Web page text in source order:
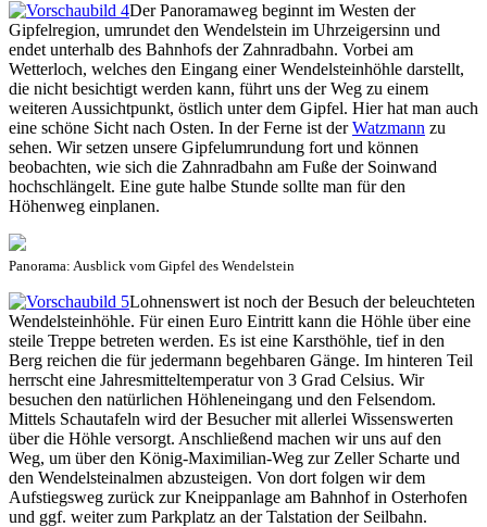
Der Panoramaweg beginnt im Westen der
Gipfelregion, umrundet den Wendelstein im Uhrzeigersinn und
endet unterhalb des Bahnhofs der Zahnradbahn. Vorbei am
Wetterloch, welches den Eingang einer Wendelsteinhöhle darstellt,
die nicht besichtigt werden kann, führt uns der Weg zu einem
weiteren Aussichtpunkt, östlich unter dem Gipfel. Hier hat man auch
eine schöne Sicht nach Osten. In der Ferne ist derWatzmann zu
sehen. Wir setzen unsere Gipfelumrundung fort und können
beobachten, wie sich die Zahnradbahn am Fuße der Soinwand
hochschlängelt. Eine gute halbe Stunde sollte man für den
Höhenweg einplanen.
Panorama: Ausblick vom Gipfel des Wendelstein
Lohnenswert ist noch der Besuch der beleuchteten
Wendelsteinhöhle. Für einen Euro Eintritt kann die Höhle über eine
steile Treppe betreten werden. Es ist eine Karsthöhle, tief in den
Berg reichen die für jedermann begehbaren Gänge. Im hinteren Teil
herrscht eine Jahresmitteltemperatur von 3 Grad Celsius. Wir
besuchen den natürlichen Höhleneingang und den Felsendom.
Mittels Schautafeln wird der Besucher mit allerlei Wissenswerten
über die Höhle versorgt. Anschließend machen wir uns auf den
Weg, um über den König-Maximilian-Weg zur Zeller Scharte und
den Wendelsteinalmen abzusteigen. Von dort folgen wir dem
Aufstiegsweg zurück zur Kneippanlage am Bahnhof in Osterhofen
und ggf. weiter zum Parkplatz an der Talstation der Seilbahn.